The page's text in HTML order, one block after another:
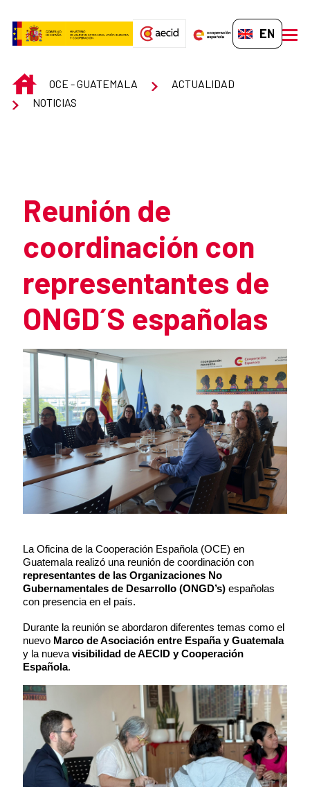
EN-GB
INICIOOCE - GUATEMALA
ACTUALIDAD
NOTICIAS
Reunión de
coordinación con
representantes de
ONGD´S españolas
Summary of the news
News content
La Oficina de la Cooperación Española (OCE) en
Guatemala realizó una reunión de coordinación con
representantes de las Organizaciones No
Gubernamentales de Desarrollo (ONGD’s) españolas
con presencia en el país.
Durante la reunión se abordaron diferentes temas como el
nuevo Marco de Asociación entre España y Guatemala
y la nuevavisibilidad de AECID y Cooperación
Española.